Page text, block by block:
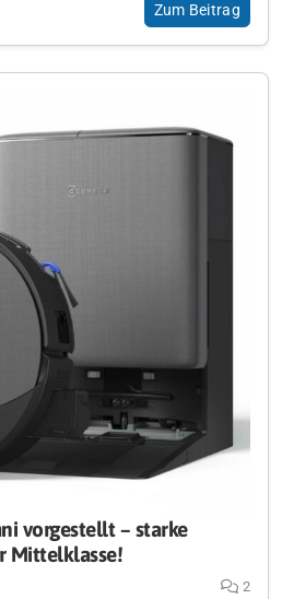
Zum Beitrag
vorgestellt – starke
Mittelklasse!
2